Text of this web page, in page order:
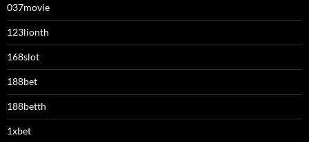
037movie
123lionth
168slot
188bet
188betth
1xbet